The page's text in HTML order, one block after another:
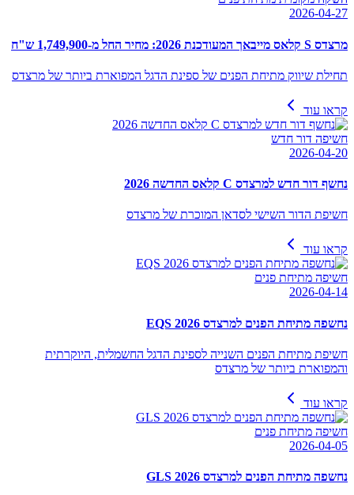
2026-04-27
מרצדס S קלאס מייבאך המעודכנת 2026: מחיר החל מ-1,749,900 ש"ח
תחילת שיווק מתיחת הפנים של ספינת הדגל המפוארת ביותר של מרצדס
קראו עוד
חשיפה דור חדש
2026-04-20
נחשף דור חדש למרצדס C קלאס החדשה 2026
חשיפת הדור השישי לסדאן המוכרת של מרצדס
קראו עוד
חשיפה מתיחת פנים
2026-04-14
נחשפה מתיחת הפנים למרצדס EQS 2026
חשיפת מתיחת הפנים השנייה לספינת הדגל החשמלית, היוקרתית
והמפוארת ביותר של מרצדס
קראו עוד
חשיפה מתיחת פנים
2026-04-05
נחשפה מתיחת הפנים למרצדס GLS 2026